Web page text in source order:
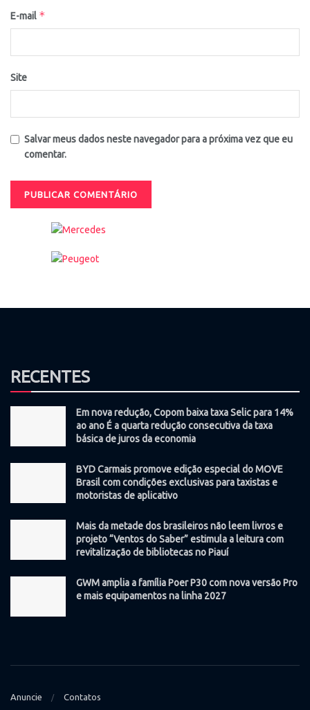
E-mail *
Site
Salvar meus dados neste navegador para a próxima vez que eu
comentar.
RECENTES
Em nova redução, Copom baixa taxa Selic para 14%
ao ano É a quarta redução consecutiva da taxa
básica de juros da economia
BYD Carmais promove edição especial do MOVE
Brasil com condições exclusivas para taxistas e
motoristas de aplicativo
Mais da metade dos brasileiros não leem livros e
projeto “Ventos do Saber” estimula a leitura com
revitalização de bibliotecas no Piauí
GWM amplia a família Poer P30 com nova versão Pro
e mais equipamentos na linha 2027
Anuncie Contatos